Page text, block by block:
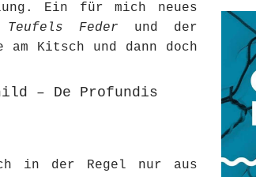
Ein für mich neues
Teufels Feder und der
Kitsch und dann doch
– De Profundis
in der Regel nur aus